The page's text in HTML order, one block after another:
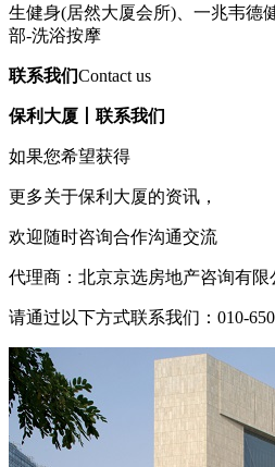
生健身(居然大厦会所)、一兆韦德
部-洗浴按摩
联系我们Contact us
保利大厦丨联系我们
如果您希望获得
更多关于保利大厦的资讯，
欢迎随时咨询合作沟通交流
代理商：北京京选房地产咨询有限
请通过以下方式联系我们：010-